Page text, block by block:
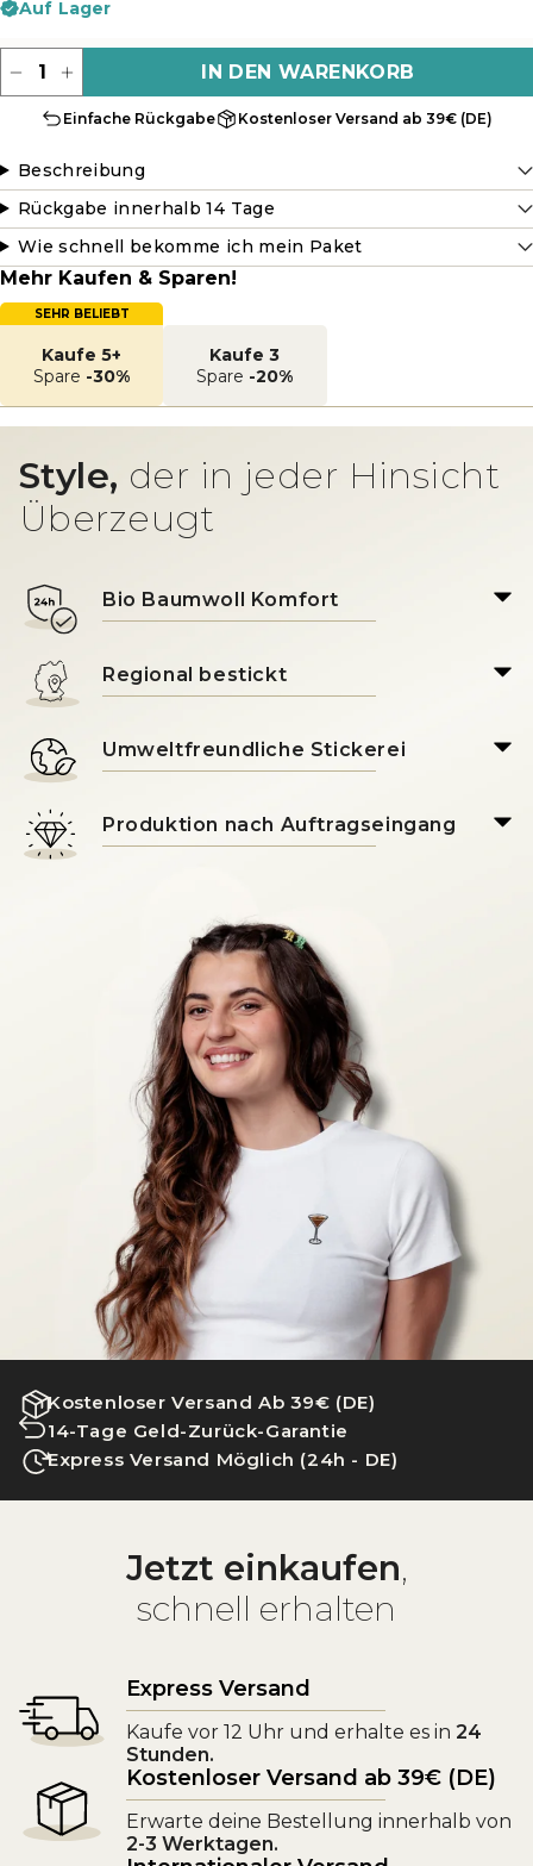
Auf Lager
IN DEN WARENKORB
Einfache Rückgabe Kostenloser Versand ab 39€ (DE)
Beschreibung
Rückgabe innerhalb 14 Tage
Wie schnell bekomme ich mein Paket
Mehr Kaufen & Sparen!
SEHR BELIEBT
Kaufe 5+
Spare -30%
Kaufe 3
Spare -20%
Style, der in jeder Hinsicht
Überzeugt
Bio Baumwoll Komfort
Regional bestickt
Umweltfreundliche Stickerei
Produktion nach Auftragseingang
Kostenloser Versand Ab 39€ (DE)
14-Tage Geld-Zurück-Garantie
Express Versand Möglich (24h - DE)
Jetzt einkaufen,
schnell erhalten
Express Versand
Kaufe vor 12 Uhr und erhalte es in 24
Stunden.
Kostenloser Versand ab 39€ (DE)
Erwarte deine Bestellung innerhalb von
2-3 Werktagen.